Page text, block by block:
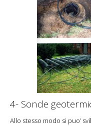
4- Sonde
Allo stesso modo si puo’